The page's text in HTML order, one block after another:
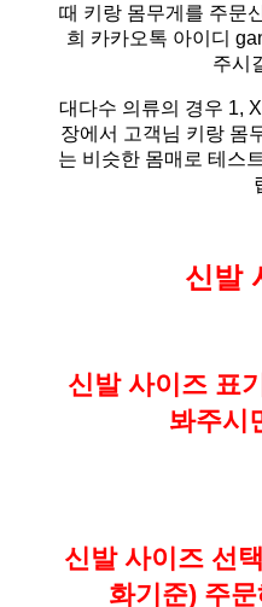
때 키랑 몸무게를 주문
희 카카오톡 아이디
주시
대다수 의류의 경우 1,
장에서 고객님 키랑 몸
는 비슷한 몸매로 테스
신발
신발 사이즈 표
봐주시
신발 사이즈 선
화기준) 주